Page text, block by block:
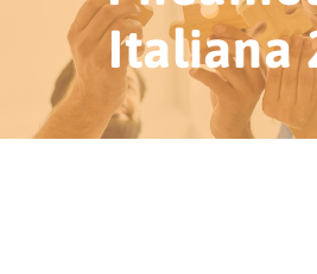
NEWS & EVENTI
CHI SIAMO
Italiana